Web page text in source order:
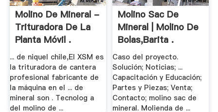
Molino De Mineral -
Trituradora De La
Planta Móvil .
... de niquel chile,El XSM es
la trituradora de cantera
profesional fabricante de
la máquina en el ... de
mineral son . Tecnolog a
del molino de ...
Molino Sac De
Mineral | Molino De
Bolas,Barita .
Caso del proyecto.
Solución; Noticias; ...
Capacitación y Educación;
Partes y Piezas; Venta;
Contacto; molino sac de
mineral. Molienda de ...